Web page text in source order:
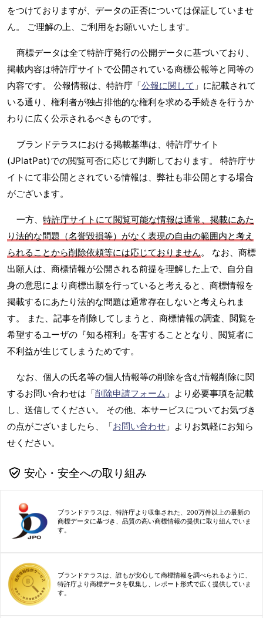
をつけておりますが、データの正否については保証していませ
ん。 ご理解の上、ご利用をお願いいたします。
商標データは全て特許庁発行の公開データに基づいており、
掲載内容は特許庁サイトで公開されている商標公報等と同等の
内容です。 公報情報は、特許庁「公報に関して 」に記載されて
いる通り、権利者が独占排他的な権利を求める手続きを行うか
わりに広く公示されるべきものです。
ブランドテラスにおける掲載基準は、特許庁サイト
(JPlatPat)での閲覧可否に応じて判断しております。 特許庁サ
イトにて非公開とされている情報は、弊社も非公開とする場合
がございます。
一方、 特許庁サイトにて閲覧可能な情報は通常、掲載にあた
り法的な問題（名誉毀損等）がなく表現の自由の範囲内と考え
られることから削除依頼等には応じておりません。 なお、商標
出願人は、商標情報が公開される前提を理解した上で、自分自
身の意思により商標出願を行っていると考えると、商標情報を
掲載するにあたり法的な問題は通常存在しないと考えられま
す。 また、記事を削除してしまうと、商標情報の調査、閲覧を
希望するユーザの『知る権利』を害することとなり、閲覧者に
不利益が生じてしまうためです。
なお、個人の氏名等の個人情報等の削除を含む情報削除に関
するお問い合わせは「削除申請フォーム 」より必要事項を記載
し、送信してください。 その他、本サービスについてお気づき
の点がございましたら、「お問い合わせ 」よりお気軽にお知ら
せください。
安心・安全への取り組み
ブランドテラスは、特許庁より収集された、200万件以上の最新の
商標データに基づき、品質の高い商標情報の提供に取り組んでいま
す。
ブランドテラスは、誰もが安心して商標情報を調べられるように、
特許庁より商標データを収集し、レポート形式で広く提供していま
す。